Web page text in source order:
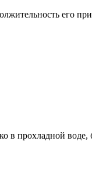
его
в прохладной